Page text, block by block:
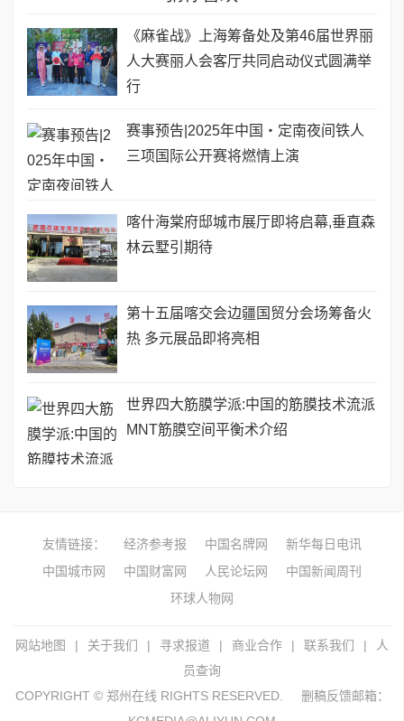
《麻雀战》上海筹备处及第46届世界丽
人大赛丽人会客厅共同启动仪式圆满举
行
赛事预告|2025年中国・定南夜间铁人
三项国际公开赛将燃情上演
喀什海棠府邸城市展厅即将启幕,垂直森
林云墅引期待
第十五届喀交会边疆国贸分会场筹备火
热 多元展品即将亮相
世界四大筋膜学派:中国的筋膜技术流派
MNT筋膜空间平衡术介绍
友情链接： 经济参考报 中国名牌网
新华每日电讯
中国城市网
中国财富网 人民论坛网
中国新闻周刊
环球人物网
网站地图 | 关于我们 | 寻求报道 | 商业合作 | 联系我们 |
人
员查询
COPYRIGHT © 郑州在线 RIGHTS RESERVED.
删稿反馈邮箱：